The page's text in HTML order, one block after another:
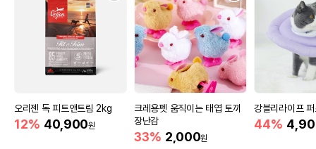
오리젠 독 피트앤트림 2kg
12% 40,900원
크레용펫 움직이는 태엽 토끼
장난감
33% 2,000원
강블리라이프
44%